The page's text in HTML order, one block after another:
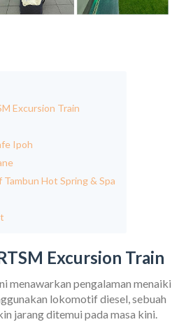
Excursion Train
Ipoh
Hot Spring & Spa
Excursion Train
menawarkan pengalaman menaiki
lokomotif diesel, sebuah
jarang ditemui pada masa kini.